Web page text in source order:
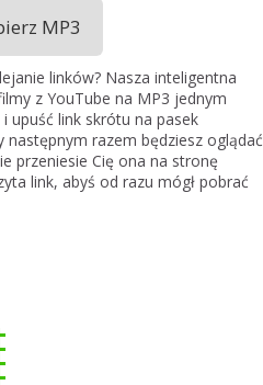
MP3
linków? Nasza inteligentna
z YouTube na MP3 jednym
upuść link skrótu na pasek
następnym razem będziesz oglądać
przeniesie Cię ona na stronę
link, abyś od razu mógł pobrać